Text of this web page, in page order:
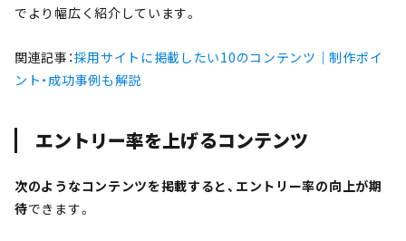
でより幅広く紹介しています。
関連記事：採用サイトに掲載したい10のコンテンツ｜制作ポイ
ント・成功事例も解説
エントリー率を上げるコンテンツ
次のようなコンテンツを掲載すると、エントリー率の向上が期
待できます。